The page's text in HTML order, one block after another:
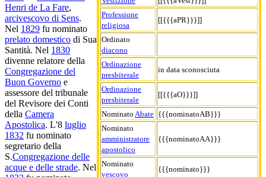
Professione
religiosa
[[{{{aPR}}}]]
Ordinato
diacono
Ordinazione
presbiterale
in data sconosciuta
Ordinazione
presbiterale
[[{{{aO}}}]]
Nominato Abate {{{nominatoAB}}}
Nominato
amministratore
apostolico
{{{nominatoAA}}}
Nominato
vescovo
{{{nominato}}}
Henri de La Fare,
arcivescovo di Sens.
Nel 1829 fu nominato
prelato domestico di Sua
Santità. Nel 1830
divenne relatore della
Congregazione del
Buon Governo e
assessore del tribunale
del Revisore dei Conti
della Camera
Apostolica. L'8 luglio
1832 fu nominato
segretario della
S.Congregazione delle
acque e delle strade. Nel